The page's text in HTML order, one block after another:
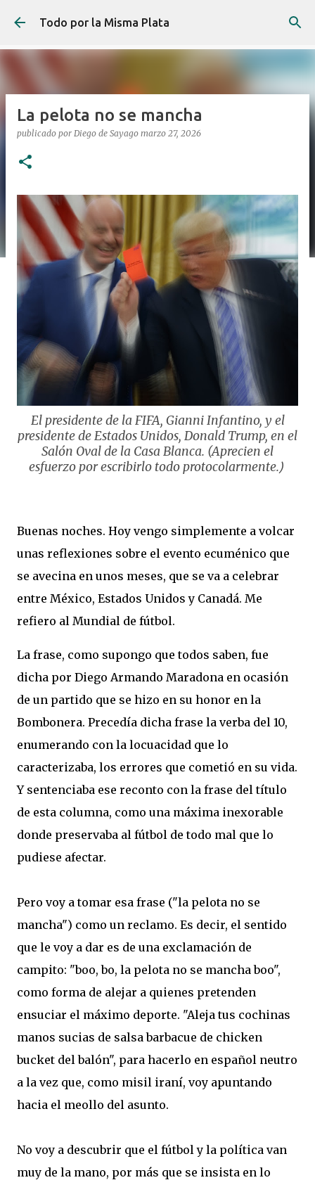
Ir al contenido principal
Todo por la Misma Plata
La pelota no se mancha
publicado por Diego de Sayago marzo 27, 2026
El presidente de la FIFA, Gianni Infantino, y el
presidente de Estados Unidos, Donald Trump, en el
Salón Oval de la Casa Blanca. (Aprecien el
esfuerzo por escribirlo todo protocolarmente.)
Buenas noches. Hoy vengo simplemente a volcar
unas reflexiones sobre el evento ecuménico que
se avecina en unos meses, que se va a celebrar
entre México, Estados Unidos y Canadá. Me
refiero al Mundial de fútbol.
La frase, como supongo que todos saben, fue
dicha por Diego Armando Maradona en ocasión
de un partido que se hizo en su honor en la
Bombonera. Precedía dicha frase la verba del 10,
enumerando con la locuacidad que lo
caracterizaba, los errores que cometió en su vida.
Y sentenciaba ese reconto con la frase del título
de esta columna, como una máxima inexorable
donde preservaba al fútbol de todo mal que lo
pudiese afectar.
Pero voy a tomar esa frase ("la pelota no se
mancha") como un reclamo. Es decir, el sentido
que le voy a dar es de una exclamación de
campito: "boo, bo, la pelota no se mancha boo",
como forma de alejar a quienes pretenden
ensuciar el máximo deporte. "Aleja tus cochinas
manos sucias de salsa barbacue de chicken
bucket del balón", para hacerlo en español neutro
a la vez que, como misil iraní, voy apuntando
hacia el meollo del asunto.
No voy a descubrir que el fútbol y la política van
muy de la mano, por más que se insista en lo